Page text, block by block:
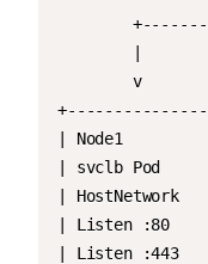
v
| Node1
| svclb Pod
|
| Listen :80
| Listen :443